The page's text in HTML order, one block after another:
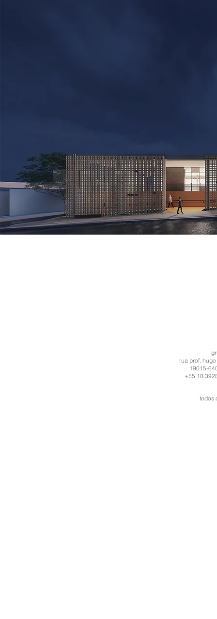
rua prof.
19015-
+55 18
todos